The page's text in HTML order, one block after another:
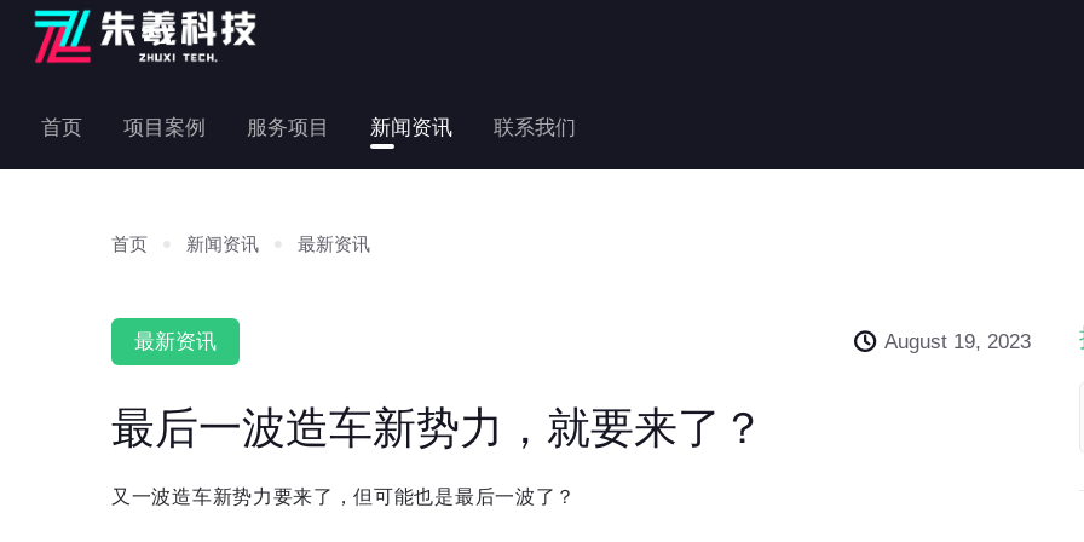
首页 项目案例 服务项目 新闻资讯 联系我们
首页 新闻资讯 最新资讯
最新资讯 August 19, 2023
最后一波造车新势力，就要来了？
又一波造车新势力要来了，但可能也是最后一波了？